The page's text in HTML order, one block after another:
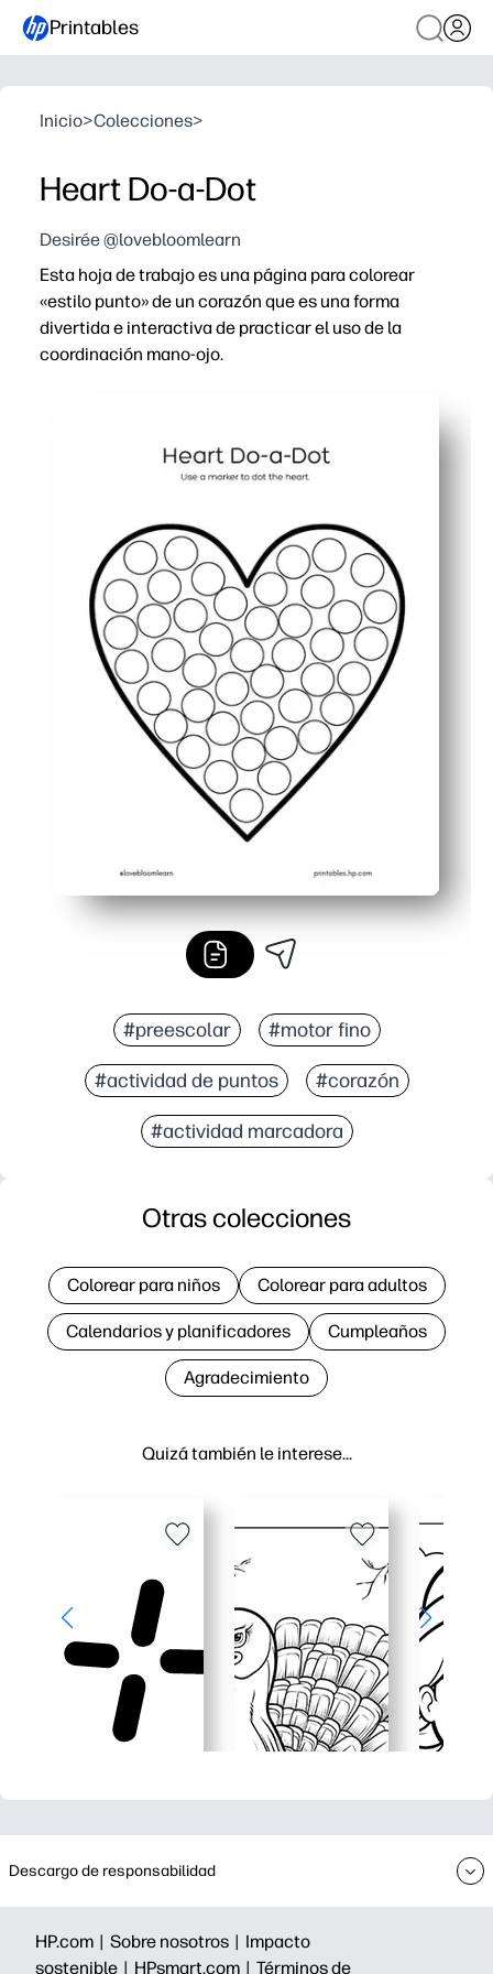
Printables
Inicio>Colecciones>
Heart Do-a-Dot
Desirée @lovebloomlearn
Esta hoja de trabajo es una página para colorear
«estilo punto» de un corazón que es una forma
divertida e interactiva de practicar el uso de la
coordinación mano-ojo.
Se enfoca en el control de la motricidad fina y la
El diseño en forma de corazón de gran interés
#preescolar #motor fino
#actividad de puntos #corazón
#actividad marcadora
Quizá también le interese…
Otras colecciones
Colorear para niños Colorear para adultos
Calendarios y planificadores Cumpleaños
Agradecimiento
Descargo de responsabilidad
HP.com | Sobre nosotros | Impacto
sostenible | HPsmart.com | Términos de